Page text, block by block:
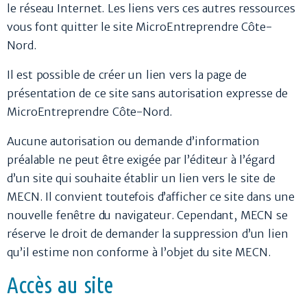
le réseau Internet. Les liens vers ces autres ressources
vous font quitter le site MicroEntreprendre Côte-
Nord.
Il est possible de créer un lien vers la page de
présentation de ce site sans autorisation expresse de
MicroEntreprendre Côte-Nord.
Aucune autorisation ou demande d’information
préalable ne peut être exigée par l’éditeur à l’égard
d’un site qui souhaite établir un lien vers le site de
MECN. Il convient toutefois d’afficher ce site dans une
nouvelle fenêtre du navigateur. Cependant, MECN se
réserve le droit de demander la suppression d’un lien
qu’il estime non conforme à l’objet du site MECN.
Accès au site